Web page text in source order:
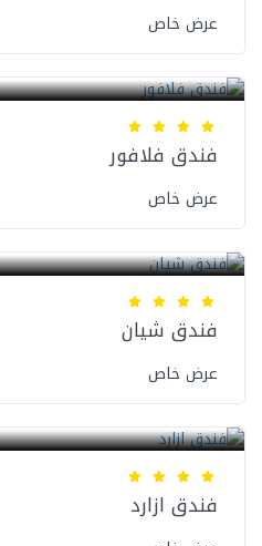
عرض خاص
فندق فلافور
عرض خاص
فندق شيان
عرض خاص
فندق ازارد